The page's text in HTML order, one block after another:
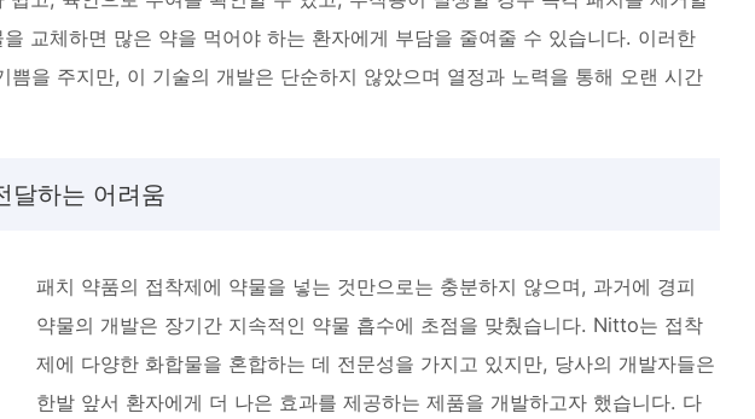
교체하면 많은 약을 먹어야 하는 환자에게 부담을 줄여줄 수 있습니다. 이러한
을 주지만, 이 기술의 개발은 단순하지 않았으며 열정과 노력을 통해 오랜 시간
달하는 어려움
패치 약품의 접착제에 약물을 넣는 것만으로는 충분하지 않으며, 과거에 경피
약물의 개발은 장기간 지속적인 약물 흡수에 초점을 맞췄습니다. Nitto는 접착
제에 다양한 화합물을 혼합하는 데 전문성을 가지고 있지만, 당사의 개발자들은
한발 앞서 환자에게 더 나은 효과를 제공하는 제품을 개발하고자 했습니다. 다